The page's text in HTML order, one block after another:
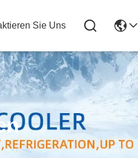
Sie Uns